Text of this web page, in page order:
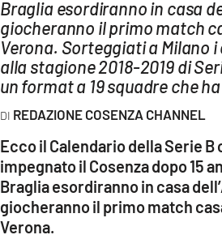
LACPLAY.IT
LACTV.IT
LACONAIR.IT
LACITYMAG.IT
ILREGGINO.IT
COSENZACHANNEL.IT
ILVIBONESE.IT
CATANZAROCHANNEL.IT
Braglia esordiranno in casa
giocheranno il primo match
Verona. Sorteggiati a Milano
alla stagione 2018-2019 di
un format a 19 squadre che
REDAZIONE COSENZA CHANNEL
Ecco il Calendario della Serie B
impegnato il Cosenza dopo 15
Braglia esordiranno in casa
giocheranno il primo match
Verona.